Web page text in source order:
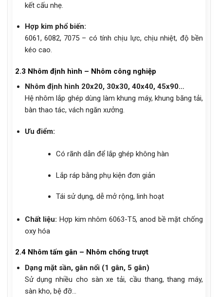
kết cấu nhẹ.
Hợp kim phổ biến:
6061, 6082, 7075 – có tính chịu lực, chịu nhiệt, độ bền
kéo cao.
2.3 Nhôm định hình – Nhôm công nghiệp
Nhôm định hình 20x20, 30x30, 40x40, 45x90…
Hệ nhôm lắp ghép dùng làm khung máy, khung băng tải,
bàn thao tác, vách ngăn xưởng.
Ưu điểm:
Có rãnh dẫn để lắp ghép không hàn
Lắp ráp bằng phụ kiện đơn giản
Tái sử dụng, dễ mở rộng, linh hoạt
Chất liệu: Hợp kim nhôm 6063-T5, anod bề mặt chống
oxy hóa
2.4 Nhôm tấm gân – Nhôm chống trượt
Dạng mặt sần, gân nổi (1 gân, 5 gân)
Sử dụng nhiều cho sàn xe tải, cầu thang, thang máy,
sàn kho, bệ đỡ…